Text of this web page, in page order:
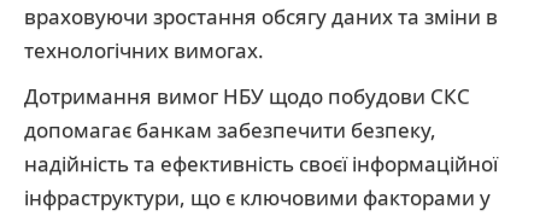
враховуючи зростання обсягу даних та зміни в
технологічних вимогах.
Дотримання вимог НБУ щодо побудови СКС
допомагає банкам забезпечити безпеку,
надійність та ефективність своєї інформаційної
інфраструктури, що є ключовими факторами у